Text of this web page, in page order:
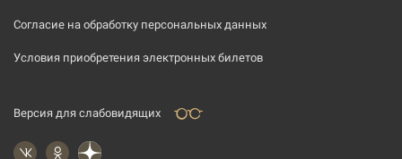
Согласие на обработку персональных данных
Условия приобретения электронных билетов
Версия для слабовидящих